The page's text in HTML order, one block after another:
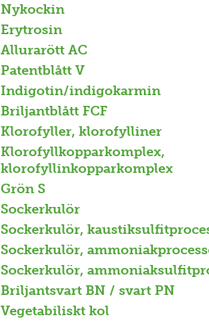
Nykockin
Erytrosin
Allurarött AC
Patentblått V
Indigotin/indigokarmin
Briljantblått FCF
Klorofyller, klorofylliner
Klorofyllkopparkomplex,
klorofyllinkopparkomplex
Grön S
Sockerkulör
Sockerkulör,
Sockerkulör,
Sockerkulör,
Briljantsvart BN / svart PN
Vegetabiliskt kol